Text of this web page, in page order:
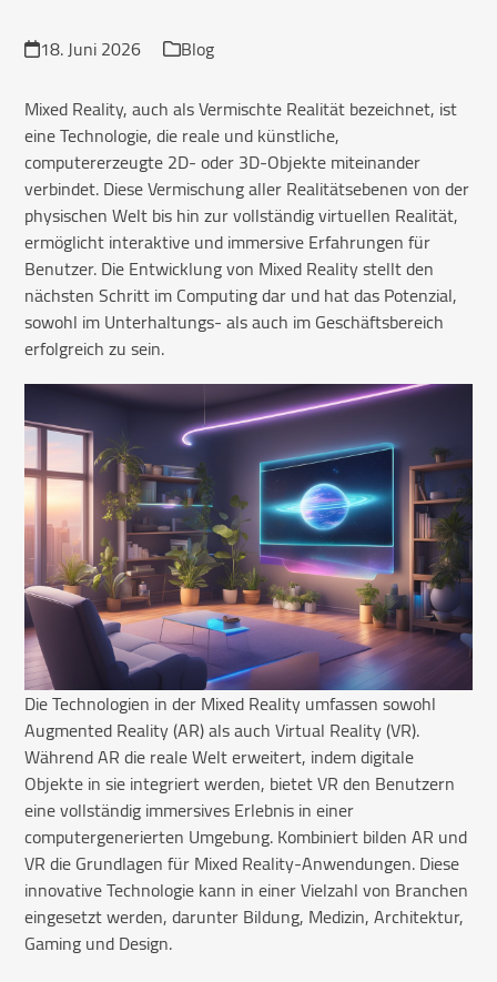
18. Juni 2026
Blog
Mixed Reality, auch als Vermischte Realität bezeichnet, ist
eine Technologie, die reale und künstliche,
computererzeugte 2D- oder 3D-Objekte miteinander
verbindet. Diese Vermischung aller Realitätsebenen von der
physischen Welt bis hin zur vollständig virtuellen Realität,
ermöglicht interaktive und immersive Erfahrungen für
Benutzer. Die Entwicklung von Mixed Reality stellt den
nächsten Schritt im Computing dar und hat das Potenzial,
sowohl im Unterhaltungs- als auch im Geschäftsbereich
erfolgreich zu sein.
Die Technologien in der Mixed Reality umfassen sowohl
Augmented Reality (AR) als auch Virtual Reality (VR).
Während AR die reale Welt erweitert, indem digitale
Objekte in sie integriert werden, bietet VR den Benutzern
eine vollständig immersives Erlebnis in einer
computergenerierten Umgebung. Kombiniert bilden AR und
VR die Grundlagen für Mixed Reality-Anwendungen. Diese
innovative Technologie kann in einer Vielzahl von Branchen
eingesetzt werden, darunter Bildung, Medizin, Architektur,
Gaming und Design.